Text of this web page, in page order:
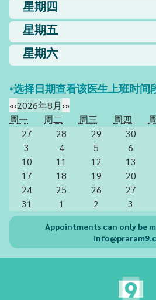
星期四
星期五
星期六
*选择日期查看该医生上班时间
«‹2026年8月›»
周一
周二 周三 周四
27
28 29 30
3
4 5 6
10
11 12 13
17
18 19 20
24
25 26 27
31
1 2 3
Appointments can only be